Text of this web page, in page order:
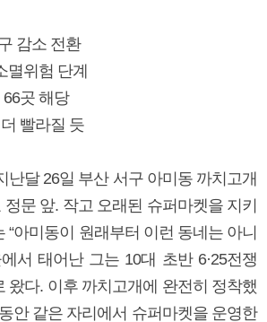
감소 전환
멸위험 단계
66곳 해당
빨라질 듯
난달 26일 부산 서구 아미동 까치고개
문 앞. 작고 오래된 슈퍼마켓을 지키
“아미동이 원래부터 이런 동네는 아니
서 태어난 그는 10대 초반 6·25전쟁
왔다. 이후 까치고개에 완전히 정착했
안 같은 자리에서 슈퍼마켓을 운영한